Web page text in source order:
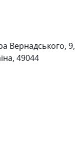
Вернадського, 9,
49044